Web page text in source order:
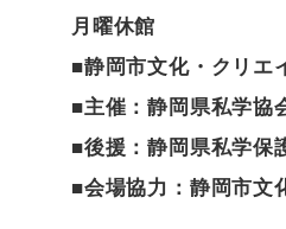
月曜休館
■静岡市文化・クリエ
■主催：静岡県私学協
■後援：静岡県私学保
■会場協力：静岡市文